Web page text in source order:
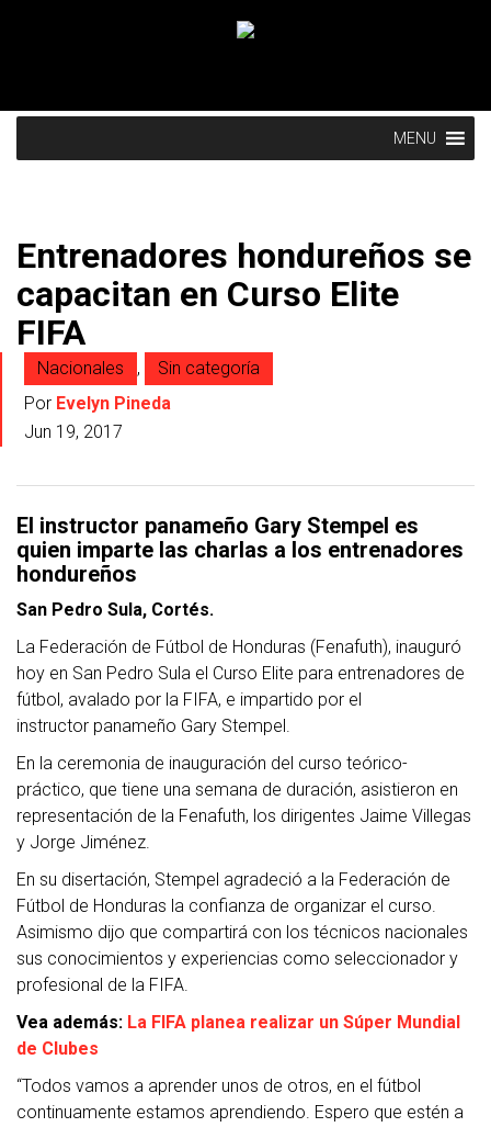
MENU
Entrenadores hondureños se
capacitan en Curso Elite
FIFA
Nacionales ,
Sin categoría
Por Evelyn Pineda
Jun 19, 2017
El instructor panameño Gary Stempel es
quien imparte las charlas a los entrenadores
hondureños
San Pedro Sula, Cortés.
La Federación de Fútbol de Honduras (Fenafuth), inauguró
hoy en San Pedro Sula el Curso Elite para entrenadores de
fútbol, avalado por la FIFA, e impartido por el
instructor panameño Gary Stempel.
En la ceremonia de inauguración del curso teórico-
práctico, que tiene una semana de duración, asistieron en
representación de la Fenafuth, los dirigentes Jaime Villegas
y Jorge Jiménez.
En su disertación, Stempel agradeció a la Federación de
Fútbol de Honduras la confianza de organizar el curso.
Asimismo dijo que compartirá con los técnicos nacionales
sus conocimientos y experiencias como seleccionador y
profesional de la FIFA.
Vea además: La FIFA planea realizar un Súper Mundial
de Clubes
“Todos vamos a aprender unos de otros, en el fútbol
continuamente estamos aprendiendo. Espero que estén a